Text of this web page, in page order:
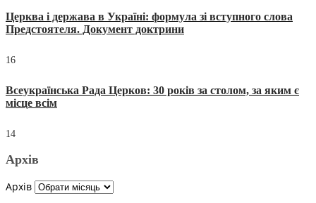
Церква і держава в Україні: формула зі вступного слова
Предстоятеля. Документ доктрини
16
Всеукраїнська Рада Церков: 30 років за столом, за яким є
місце всім
14
Архів
Архів